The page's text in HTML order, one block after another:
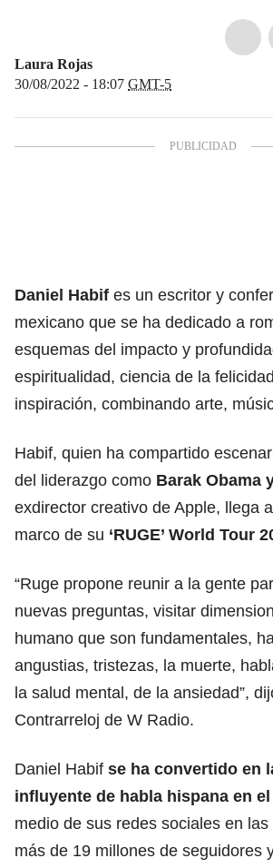
Laura Rojas
30/08/2022 - 18:07 GMT-5
Daniel Habif es un escritor y
mexicano que se ha dedicado a
esquemas del impacto y
espiritualidad, ciencia de la
inspiración, combinando arte,
Habif, quien ha compartido
del liderazgo como Barak Obama
exdirector creativo de Apple, llega
marco de su ‘RUGE’ World Tour
“Ruge propone reunir a la gente
nuevas preguntas, visitar
humano que son fundamentales,
angustias, tristezas, la muerte,
la salud mental, de la ansiedad”,
Contrarreloj de W Radio.
Daniel Habif se ha convertido en
influyente de habla hispana en
medio de sus redes sociales en
más de 19 millones de seguidores